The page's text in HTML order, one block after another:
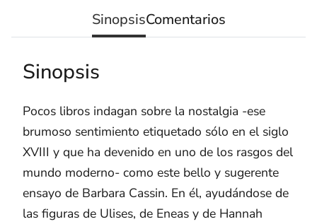
SinopsisComentarios
Sinopsis
Pocos libros indagan sobre la nostalgia -ese
brumoso sentimiento etiquetado sólo en el siglo
XVIII y que ha devenido en uno de los rasgos del
mundo moderno- como este bello y sugerente
ensayo de Barbara Cassin. En él, ayudándose de
las figuras de Ulises, de Eneas y de Hannah